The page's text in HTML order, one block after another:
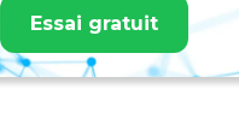
Essai gratuit